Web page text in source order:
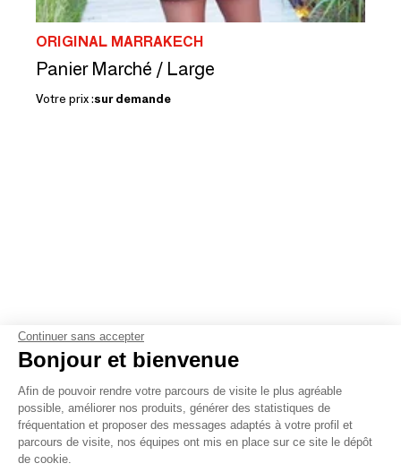
ORIGINAL MARRAKECH
Panier Marché / Large
Votre prix :sur demande
Connectez-vous pour contacter
les marques
Continuer sans accepter
Bonjour et bienvenue
Afin de pouvoir rendre votre parcours de visite le plus agréable
possible, améliorer nos produits, générer des statistiques de
fréquentation et proposer des messages adaptés à votre profil et
parcours de visite, nos équipes ont mis en place sur ce site le dépôt
de cookie.